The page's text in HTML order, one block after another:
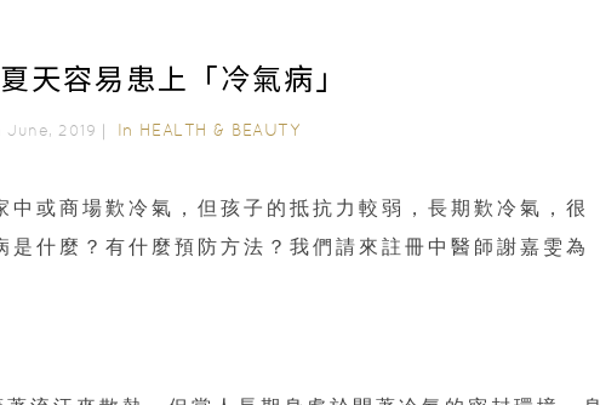
天容易患上「冷氣病」
2019｜ In HEALTH & BEAUTY
中或商場歎冷氣，但孩子的抵抗力較弱，長期歎冷氣，很
什麼？有什麼預防方法？我們請來註冊中醫師謝嘉雯為